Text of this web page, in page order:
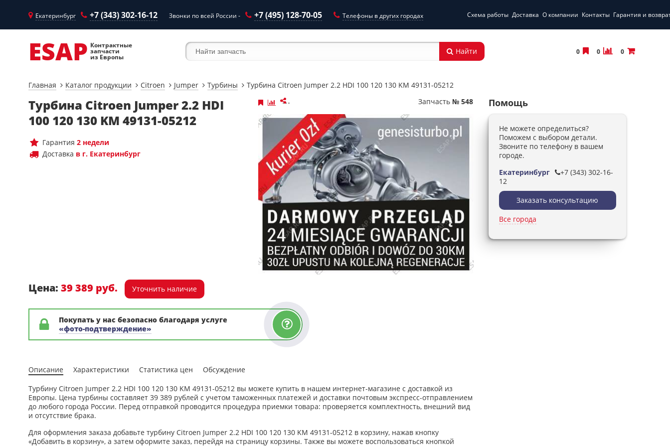
Екатеринбург +7 (343) 302-16-12 Звонки по всей России - +7 (495) 128-70-05 Телефоны в других городах Схема работы Доставка О компании Контакты Гарантия и
ESAP Контрактные
запчасти
из Европы
Найти 0 0 0
Главная Каталог продукции Citroen Jumper Турбины Турбина Citroen Jumper 2.2 HDI 100 120 130 KM 49131-05212
Турбина Citroen Jumper 2.2 HDI
100 120 130 KM 49131-05212
Гарантия 2 недели
Доставка в г. Екатеринбург
Запчасть № 548
Цена: 39 389 руб. Уточнить наличие
Покупать у нас безопасно благодаря услуге
«фото-подтверждение»
Описание Характеристики Статистика цен
Обсуждение
Турбину Citroen Jumper 2.2 HDI 100 120 130 KM 49131-05212 вы можете купить в нашем интернет-магазине с доставкой из
Европы. Цена турбины составляет 39 389 рублей с учетом таможенных платежей и доставки почтовым экспресс-отправлением
до любого города России. Перед отправкой проводится процедура приемки товара: проверяется комплектность, внешний вид
и отсутствие брака.
Для оформления заказа добавьте турбину Citroen Jumper 2.2 HDI 100 120 130 KM 49131-05212 в корзину, нажав кнопку
«Добавить в корзину», а затем оформите заказ, перейдя на страницу корзины. Также вы можете воспользоваться кнопкой
Помощь
Не можете определиться?
Поможем с выбором детали.
Звоните по телефону в вашем
городе.
Екатеринбург
+7 (343) 302-16-
12
Заказать консультацию
Все города